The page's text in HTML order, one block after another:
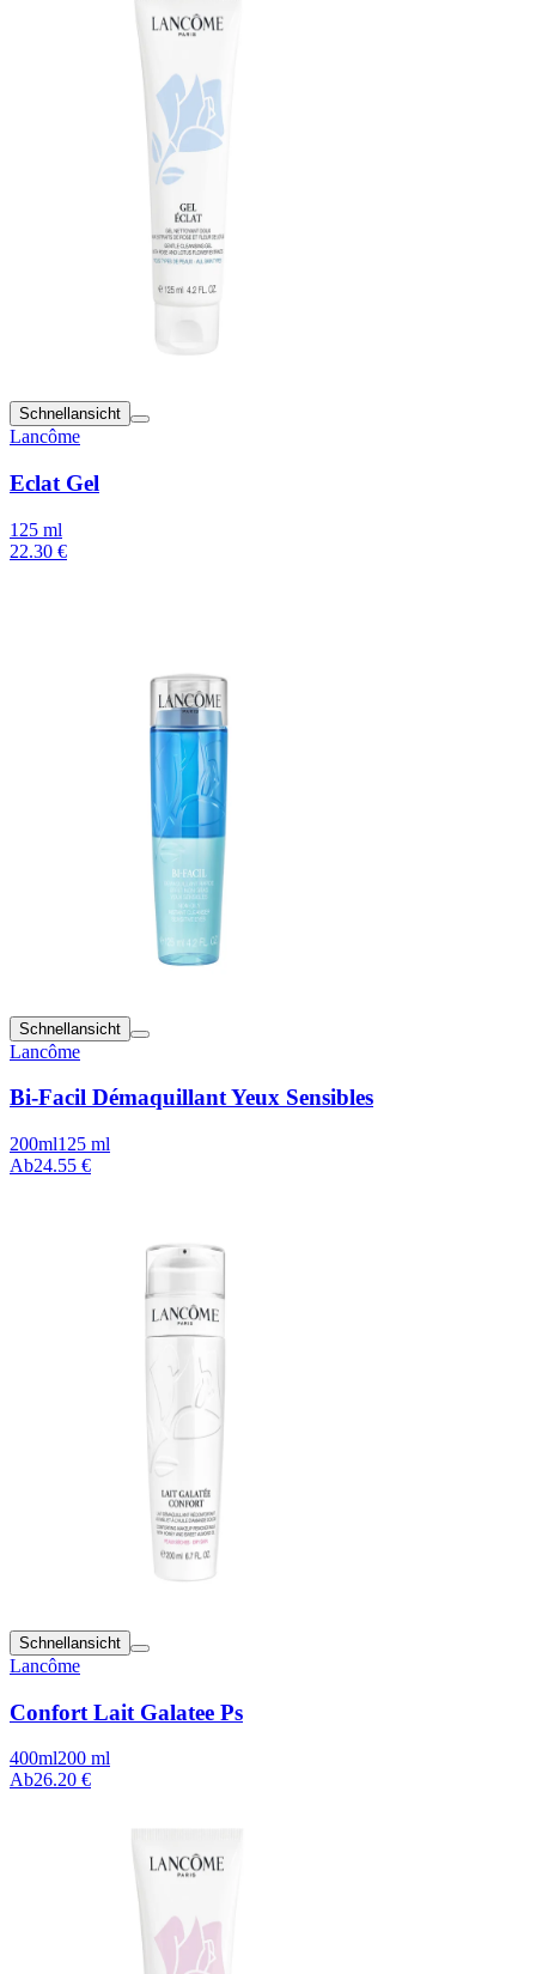
Schnellansicht
Lancôme
Eclat Gel
125 ml
22.30 €
Schnellansicht
Lancôme
Bi-Facil Démaquillant Yeux Sensibles
200ml125 ml
Ab24.55 €
Schnellansicht
Lancôme
Confort Lait Galatee Ps
400ml200 ml
Ab26.20 €